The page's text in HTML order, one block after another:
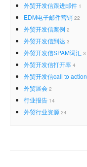
外贸开发信跟进邮件 1
EDM电子邮件营销 22
外贸开发信案例 2
外贸开发信到达 3
外贸开发信SPAM词汇 3
外贸开发信打开率 4
外贸开发信call to action
外贸展会 2
行业报告 14
外贸行业资源 24